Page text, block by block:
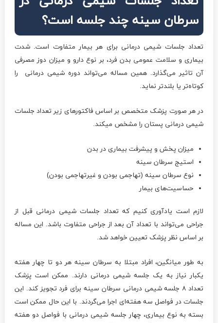
سرطان سینه چند جلسه است؟
تعداد جلسات شیمی درمانی برای هر بیمار متفاوت است. شدت
بیماری و سلامت عمومی بدن فرد، بر نوع دارو و میزان دوز مصرفی
آن تاثیر می‌گذارد. همین مساله می‌تواند دوره شیمی درمانی را
کوتاه‌تر یا بلندتر نماید.
در هر صورت پزشک متخصص بر اساس فاکتورهای زیر تعداد جلسات
شیمی درمانی پستان را مشخص می­کند.
میزان پخش و پیشرفت بیماری در بدن
استیج سرطان سینه
نوع سرطان سینه (تهاجمی بودن و غیرتهاجمی بودن)
حساسیت‌های بیمار
لازم است یادآوری کنیم که تعداد جلسات شیمی درمانی قبل از
جراحی می‌تواند با تعداد آن بعد از جراحی متفاوت باشد. این مساله
بر اساس نظر پزشک تعیین خواهد شد.
به طور میانگین، افراد مبتلا به سرطان سینه هر دو تا چهار هفته
یکبار نیاز به یک جلسه شیمی درمانی دارند. ممکن است پزشک
تعداد ۸ جلسه شیمی درمانی سرطان سینه برای فرد تجویز کند. این
جلسات در فواصل سه هفته‌ای اجرا می‌گردند. با این حال ممکن است
بسته به نوع بیماری، چهار جلسه شیمی درمانی با فواصل دو هفته